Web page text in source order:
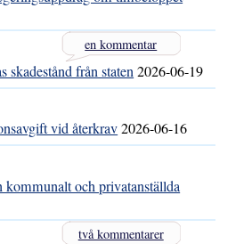
en kommentar
skadestånd från staten2026-06-19
vid återkrav2026-06-16
kommunalt och privatanställda
två kommentarer